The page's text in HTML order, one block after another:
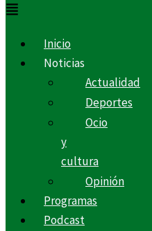
Inicio
Noticias
Actualidad
Deportes
Ocio
y
cultura
Opinión
Programas
Podcast